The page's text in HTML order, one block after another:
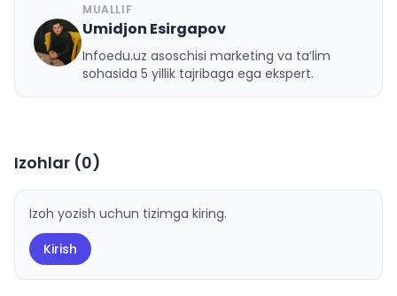
U
MUALLIF
Umidjon Esirgapov
Infoedu.uz asoschisi marketing va ta’lim
sohasida 5 yillik tajribaga ega ekspert.
Izohlar (0)
Izoh yozish uchun tizimga kiring.
Kirish